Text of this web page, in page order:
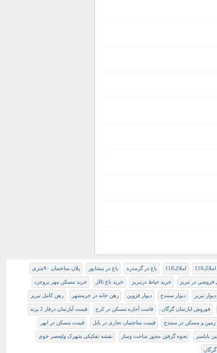
املاک118 املاک118 باغ در گرمدره باغ در نیشابور پلان ساختمان ۹۰متری
فروشي در تبريز خريد حياط درتبريز خرید باغ تالار خرید مسکن مهر بروجرد
دیوار تبریز دیوار سنندج دیوار قزوین رهن خانه در خرمشهر ﺭﻫﻦ ﻛﺎﻣﻞ تبريز
فوروش اپارتمان گرگان قامت أجاره مسکن در کرج قیمت آپارتمان درفاز 2 پرند
و مسکن در سنندج قیمت ساختمان تجاری در بابل قیمت مسکن در ابهر
بابلسر نحوه گرفتن مجوز ساخت وساز نقشه تفکیکی شهرک ولیعصر خوی
گرگان